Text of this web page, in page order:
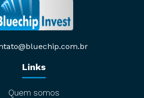
Links
Quem somos